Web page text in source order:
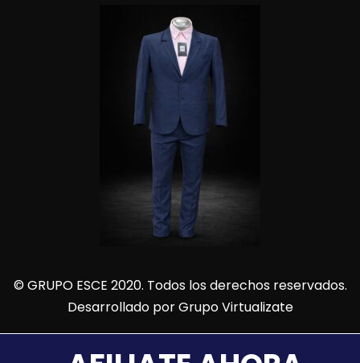
© GRUPO ESCE 2020. Todos los derechos reservados.
Desarrollado porGrupo Virtualizate